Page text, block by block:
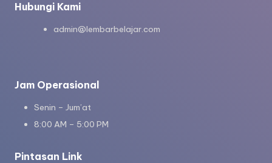
Hubungi Kami
admin@lembarbelajar.com
Jam Operasional
Senin – Jum’at
8:00 AM – 5:00 PM
Pintasan Link